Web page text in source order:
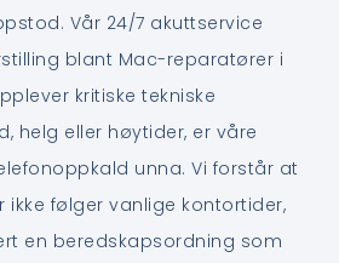
Vår 24/7 akuttservice
blant Mac-reparatører i
kritiske tekniske
helg eller høytider, er våre
unna. Vi forstår at
ikke følger vanlige kontortider,
en beredskapsordning som